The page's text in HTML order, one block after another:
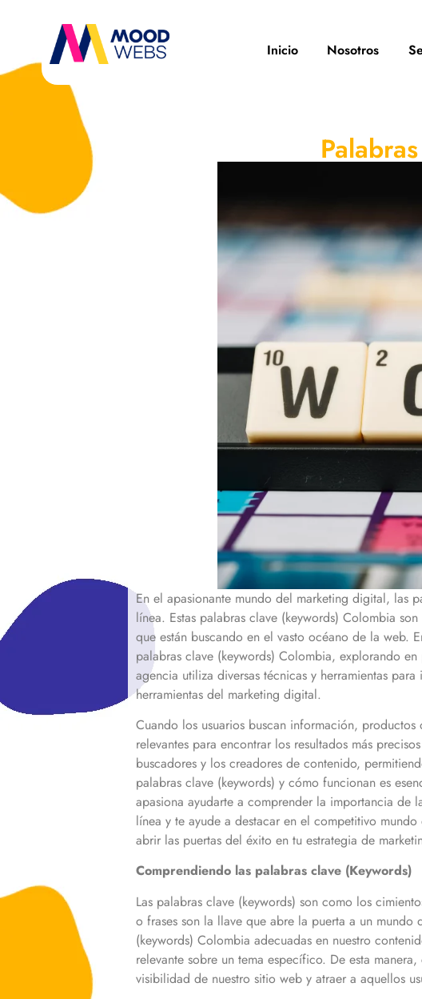
Inicio Nosotros
En el apasionante mundo del marketing digital, las
línea. Estas palabras clave (keywords) Colombia
que están buscando en el vasto océano de la web.
palabras clave (keywords) Colombia, explorando
agencia utiliza diversas técnicas y herramientas
herramientas del marketing digital.
Cuando los usuarios buscan información,
relevantes para encontrar los resultados más
buscadores y los creadores de contenido,
palabras clave (keywords) y cómo funcionan es
apasiona ayudarte a comprender la importancia de
línea y te ayude a destacar en el competitivo
abrir las puertas del éxito en tu estrategia de
Comprendiendo las palabras clave (Keywords)
Las palabras clave (keywords) son como los
o frases son la llave que abre la puerta a un
(keywords) Colombia adecuadas en nuestro
relevante sobre un tema específico. De esta
visibilidad de nuestro sitio web y atraer a aquellos